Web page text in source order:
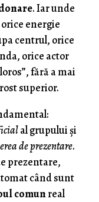
. Iar unde
energie
centrul, orice
orice actor
fără a mai
superior.
al grupului și
de prezentare.
prezentare,
când sunt
comunreal